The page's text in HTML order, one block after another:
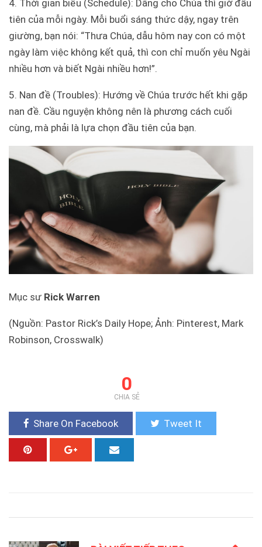
4. Thời gian biểu (Schedule): Dâng cho Chúa thì giờ đầu
tiên của mỗi ngày. Mỗi buổi sáng thức dậy, ngay trên
giường, bạn nói: “Thưa Chúa, dẫu hôm nay con có một
ngày làm việc không kết quả, thì con chỉ muốn yêu Ngài
nhiều hơn và biết Ngài nhiều hơn!”.
5. Nan đề (Troubles): Hướng về Chúa trước hết khi gặp
nan đề. Cầu nguyện không nên là phương cách cuối
cùng, mà phải là lựa chọn đầu tiên của bạn.
Mục sư Rick Warren
(Nguồn: Pastor Rick’s Daily Hope; Ảnh: Pinterest, Mark
Robinson, Crosswalk)
0
CHIA SẺ
Share On Facebook Tweet It